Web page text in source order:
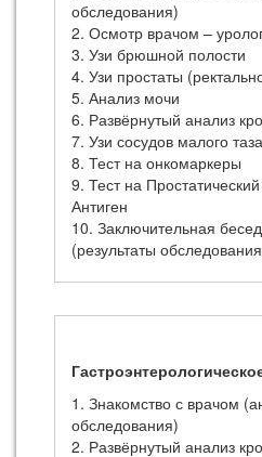
обследования)
2. Осмотр врачом –
3. Узи брюшной полости
4. Узи простаты
5. Анализ мочи
6. Развёрнутый анализ
7. Узи сосудов малого таза
8. Тест на онкомаркеры
9. Тест на
Антиген
10. Заключительная
(результаты
1. Знакомство с врачом
обследования)
2. Развёрнутый анализ